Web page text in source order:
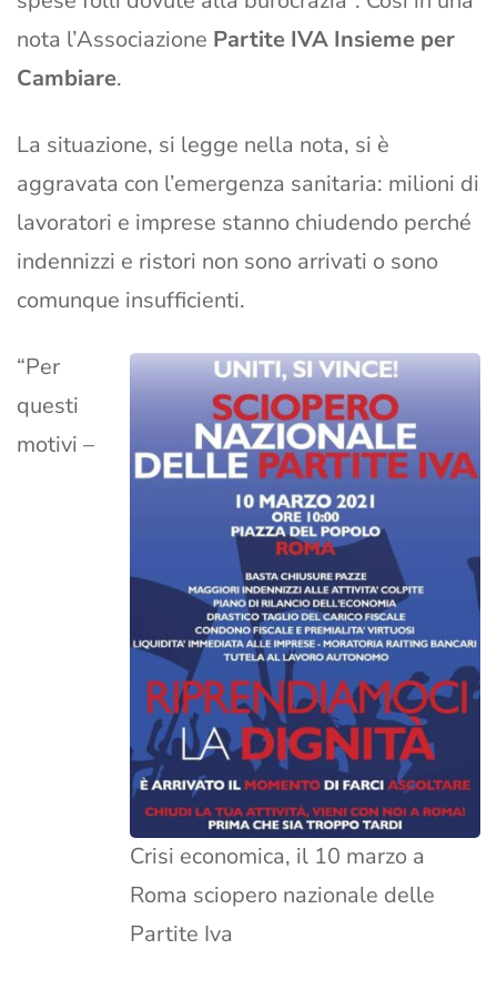
nota l’Associazione Partite IVA Insieme per
Cambiare.
La situazione, si legge nella nota, si è
aggravata con l’emergenza sanitaria: milioni di
lavoratori e imprese stanno chiudendo perché
indennizzi e ristori non sono arrivati o sono
comunque insufficienti.
Crisi economica, il 10 marzo a
Roma sciopero nazionale delle
Partite Iva
“Per
questi
motivi –